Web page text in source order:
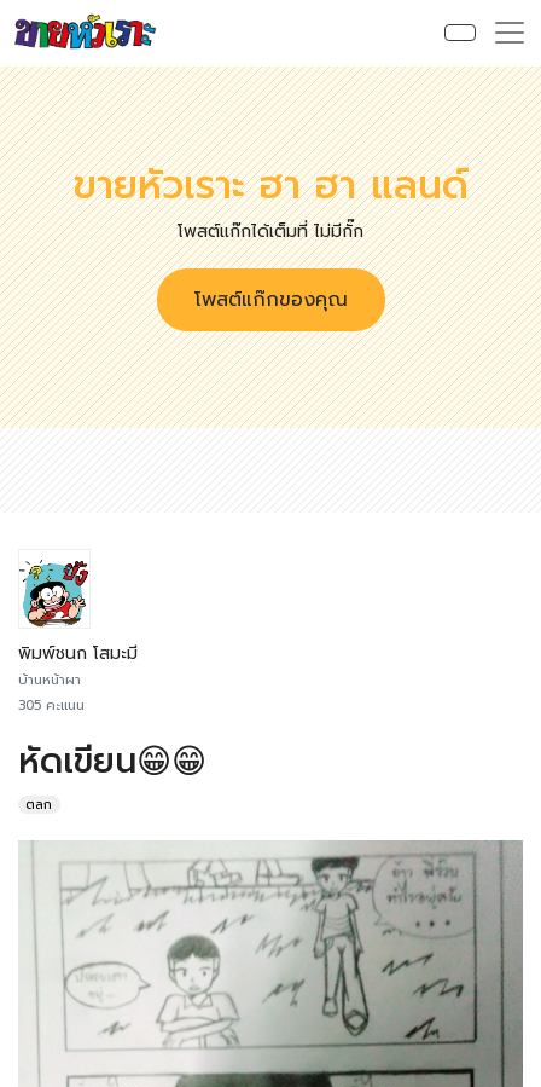
ขายหัวเราะ ฮา ฮา แลนด์
โพสต์แก๊กได้เต็มที่ ไม่มีกั๊ก
โพสต์แก๊กของคุณ
พิมพ์ชนก โสมะมี
บ้านหน้าผา
305 คะแนน
หัดเขียน😁😁
ตลก